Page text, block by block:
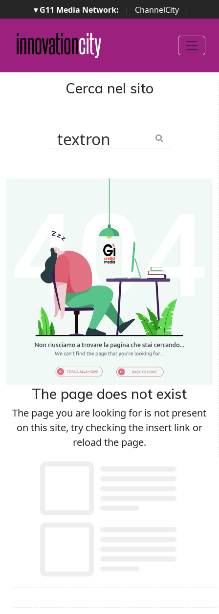
▾ G11 Media Network: | ChannelCity
|
ImpresaCity | SecurityOpenLab | Italian Channel
Awards
Italian Project Awards
Italian Security
Awards
Cerca nel sito
The page does not exist
The page you are looking for is not present
on this site, try checking the insert link or
reload the page.